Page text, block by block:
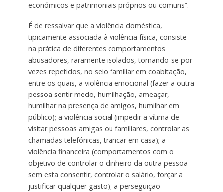
económicos e patrimoniais próprios ou comuns”.
É de ressalvar que a violência doméstica,
tipicamente associada à violência física, consiste
na prática de diferentes comportamentos
abusadores, raramente isolados, tornando-se por
vezes repetidos, no seio familiar em coabitação,
entre os quais, a violência emocional (fazer a outra
pessoa sentir medo, humilhação, ameaçar,
humilhar na presença de amigos, humilhar em
público); a violência social (impedir a vítima de
visitar pessoas amigas ou familiares, controlar as
chamadas telefónicas, trancar em casa); a
violência financeira (comportamentos com o
objetivo de controlar o dinheiro da outra pessoa
sem esta consentir, controlar o salário, forçar a
justificar qualquer gasto), a perseguição